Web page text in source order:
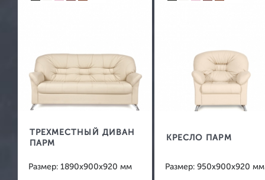
ТРЕХМЕСТНЫЙ ДИВАН
ПАРМ
Размер: 1890х900х920 мм
КРЕСЛО ПАРМ
Размер: 950х900х920 мм
Вешалки